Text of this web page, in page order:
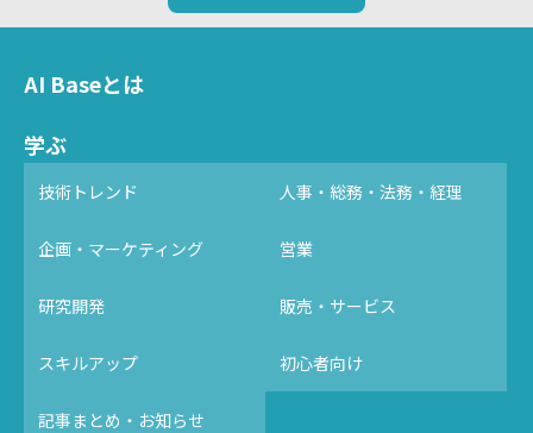
AI Baseとは
学ぶ
技術トレンド 人事・総務・法務・経理
企画・マーケティング 営業
研究開発 販売・サービス
スキルアップ 初心者向け
記事まとめ・お知らせ